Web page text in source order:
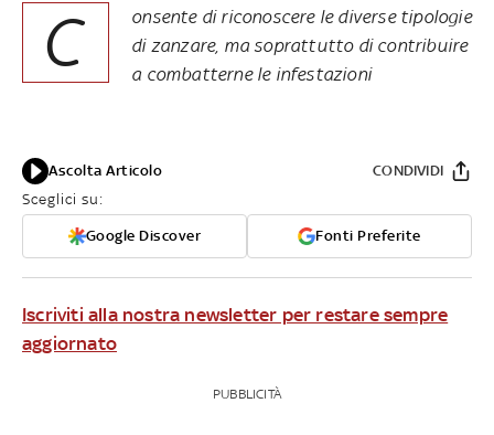
C
onsente di riconoscere le diverse tipologie
di zanzare, ma soprattutto di contribuire
a combatterne le infestazioni
Ascolta Articolo
Sceglici su:
Google Discover Fonti Preferite
CONDIVIDI
Iscriviti alla nostra newsletter per restare sempre
aggiornato
PUBBLICITÀ